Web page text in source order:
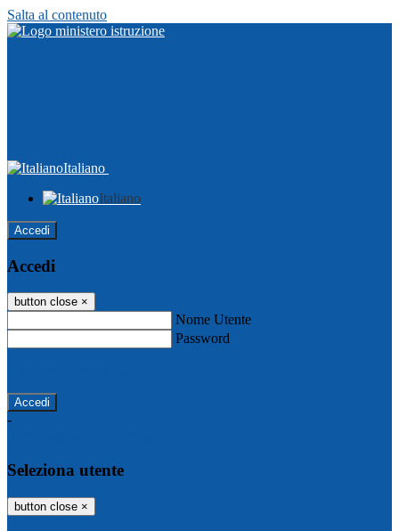
Salta al contenuto
Italiano
Italiano
Accedi
Accedi
button close ×
Nome Utente
Password
-
Seleziona utente
button close ×